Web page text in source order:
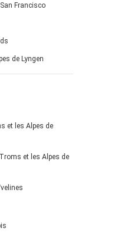
Francisco
de Lyngen
et les Alpes de
et les Alpes de